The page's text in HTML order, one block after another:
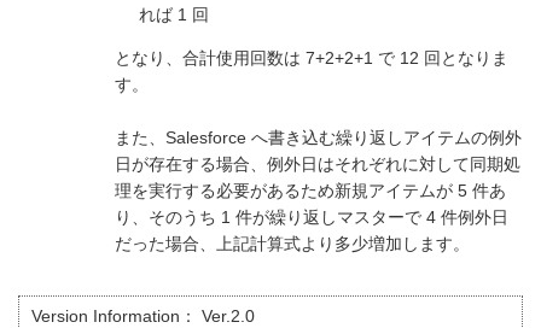
れば 1 回
となり、合計使用回数は 7+2+2+1 で 12 回となりま
す。
また、Salesforce へ書き込む繰り返しアイテムの例外
日が存在する場合、例外日はそれぞれに対して同期処
理を実行する必要があるため新規アイテムが 5 件あ
り、そのうち 1 件が繰り返しマスターで 4 件例外日
だった場合、上記計算式より多少増加します。
Version Information：
Ver.2.0